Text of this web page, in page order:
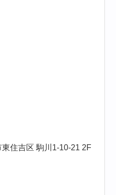
住吉区 駒川1-10-21 2F